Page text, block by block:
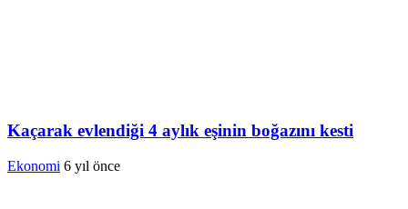
Kaçarak evlendiği 4 aylık eşinin boğazını kesti
Ekonomi 6 yıl önce